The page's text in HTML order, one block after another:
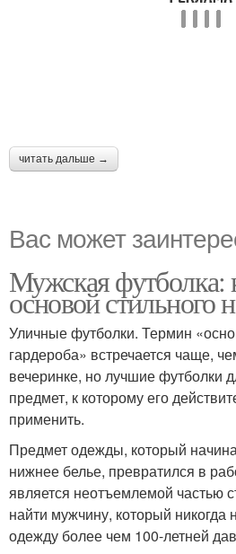
читать дальше →
Вас может
Мужская футболка:
основой стильного
Уличные футболки. Термин
гардероба» встречается чаще,
вечеринке, но лучшие футболки
предмет, к которому его
применить.
Предмет одежды, который
нижнее белье, превратился в
является неотъемлемой частью
найти мужчину, который никогда
одежду более чем 100-летней